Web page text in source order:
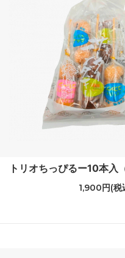
トリオちっぴるー10本入
1,900円(税